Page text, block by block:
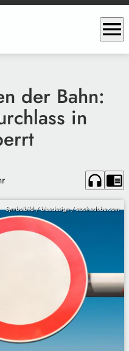
menu
der Bahn:
in
headphones chrome_reader_mode
Symbolbild / bluedesign / stock.adobe.com